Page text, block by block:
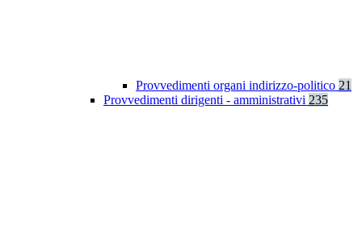
Provvedimenti organi indirizzo-politico 21
Provvedimenti dirigenti - amministrativi 235